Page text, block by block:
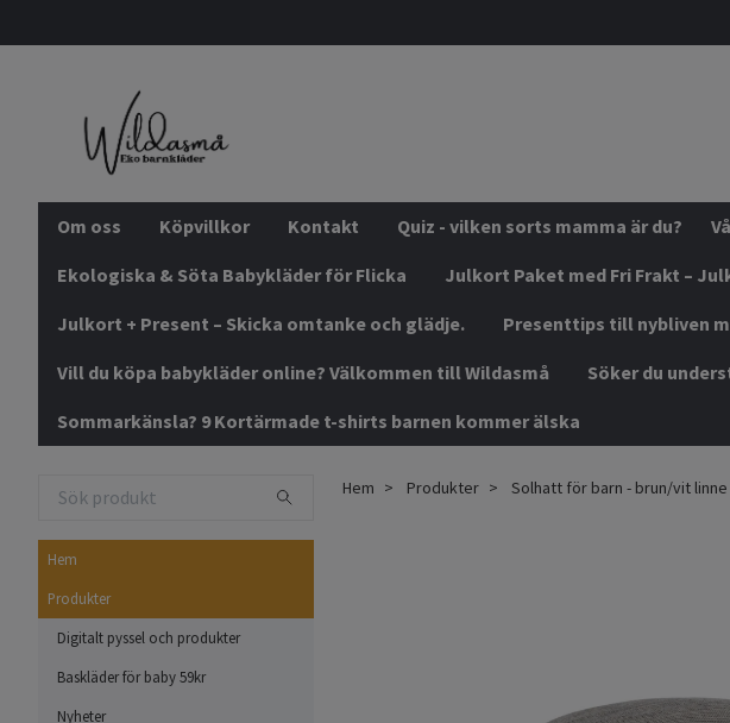
Om oss Köpvillkor Kontakt Quiz - vilken sorts mamma är du?
Ekologiska & Söta Babykläder för Flicka Julkort Paket med Fri Frakt –
Julkort + Present – Skicka omtanke och glädje. Presenttips till nybliven
Vill du köpa babykläder online? Välkommen till Wildasmå Söker du
Sommarkänsla? 9 Kortärmade t-shirts barnen kommer älska
Hem
Produkter
Digitalt pyssel och produkter
Baskläder för baby 59kr
Nyheter
Hem Produkter Solhatt för barn - brun/vit linne